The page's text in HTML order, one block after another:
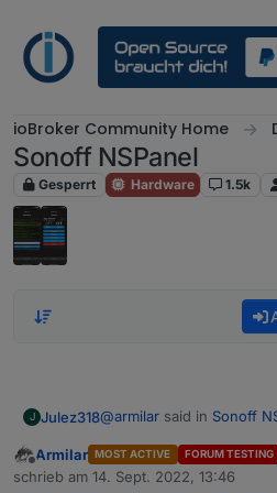
ioBroker Community Home
Sonoff NSPanel
Gesperrt Hardware 1.5k
J Julez318@armilar said in Sonoff
@niiccooo1 sagte in
Offline
Armilar MOST ACTIVE FORUM TESTING
schrieb am 14. Sept. 2022, 13:46
zuletzt editiert von